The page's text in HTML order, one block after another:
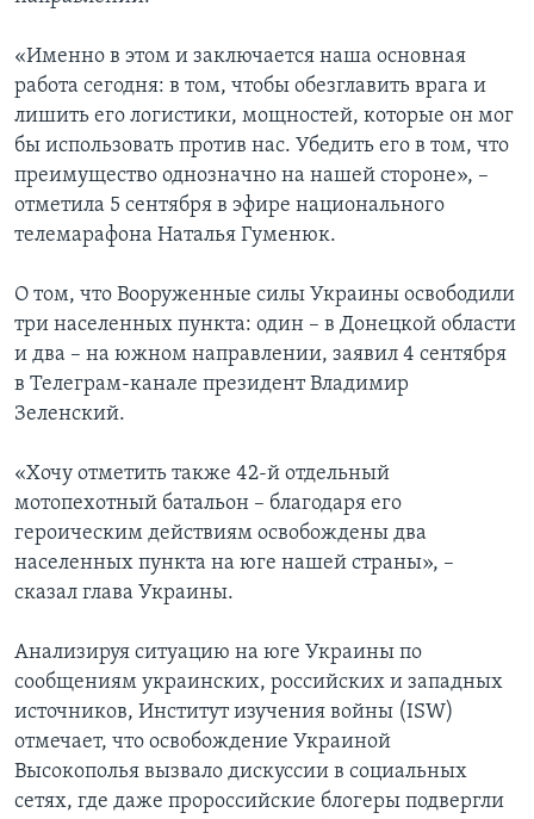
«Именно в этом и заключается наша основная
работа сегодня: в том, чтобы обезглавить врага и
лишить его логистики, мощностей, которые он мог
бы использовать против нас. Убедить его в том, что
преимущество однозначно на нашей стороне», –
отметила 5 сентября в эфире национального
телемарафона Наталья Гуменюк.
О том, что Вооруженные силы Украины освободили
три населенных пункта: один – в Донецкой области
и два – на южном направлении, заявил 4 сентября
в Телеграм-канале президент Владимир
Зеленский.
«Хочу отметить также 42-й отдельный
мотопехотный батальон – благодаря его
героическим действиям освобождены два
населенных пункта на юге нашей страны», –
сказал глава Украины.
Анализируя ситуацию на юге Украины по
сообщениям украинских, российских и западных
источников, Институт изучения войны (ISW)
отмечает, что освобождение Украиной
Высокополья вызвало дискуссии в социальных
сетях, где даже пророссийские блогеры подвергли